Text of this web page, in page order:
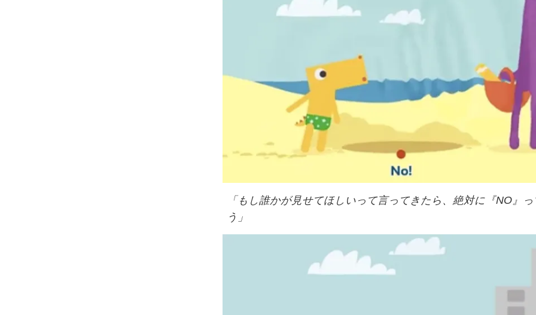
「もし誰かが見せてほしいって言ってきたら、 絶対に『NO』
う」